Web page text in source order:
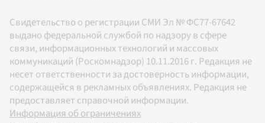
Свидетельство о регистрации СМИ Эл № ФС77-67642
выдано федеральной службой по надзору в сфере
связи, информационных технологий и массовых
коммуникаций (Роскомнадзор) 10.11.2016 г. Редакция не
несет ответственности за достоверность информации,
содержащейся в рекламных объявлениях. Редакция не
предоставляет справочной информации.
Информация об ограничениях